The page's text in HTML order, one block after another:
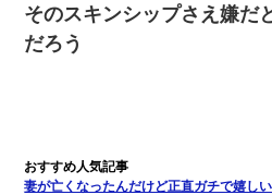
妹が嘘つきな元カレと寄りを戻して
ら、旦那の顔が曇って雰囲気が一転
いつもより早く寝付いてしまった…
そのスキンシップさえ嫌だ
だろう
妻が亡くなったんだけど正直ガチで嬉しい